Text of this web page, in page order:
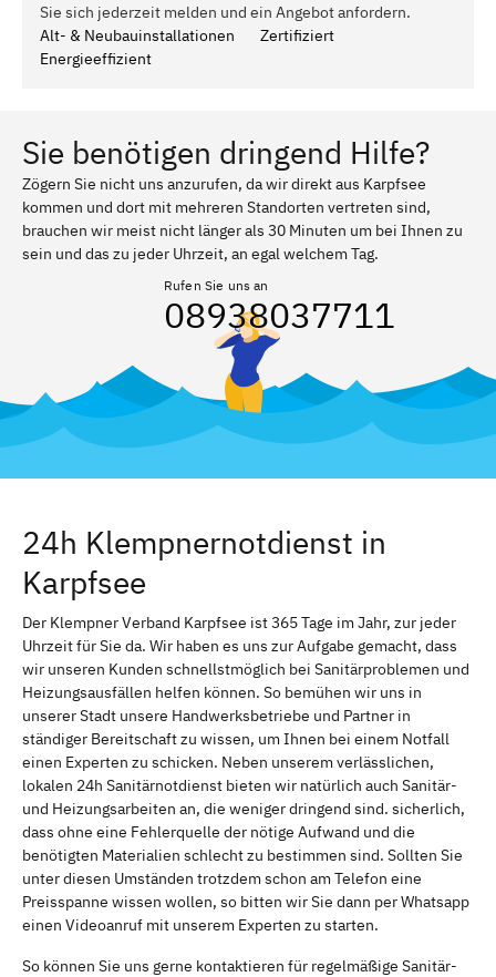
Sie sich jederzeit melden und ein Angebot anfordern.
Alt- & Neubauinstallationen
Zertifiziert
Energieeffizient
Sie benötigen dringend Hilfe?
Zögern Sie nicht uns anzurufen, da wir direkt aus Karpfsee
kommen und dort mit mehreren Standorten vertreten sind,
brauchen wir meist nicht länger als 30 Minuten um bei Ihnen zu
sein und das zu jeder Uhrzeit, an egal welchem Tag.
Rufen Sie uns an
08938037711
24h Klempnernotdienst in
Karpfsee
Der Klempner Verband Karpfsee ist 365 Tage im Jahr, zur jeder
Uhrzeit für Sie da. Wir haben es uns zur Aufgabe gemacht, dass
wir unseren Kunden schnellstmöglich bei Sanitärproblemen und
Heizungsausfällen helfen können. So bemühen wir uns in
unserer Stadt unsere Handwerksbetriebe und Partner in
ständiger Bereitschaft zu wissen, um Ihnen bei einem Notfall
einen Experten zu schicken. Neben unserem verlässlichen,
lokalen 24h Sanitärnotdienst bieten wir natürlich auch Sanitär-
und Heizungsarbeiten an, die weniger dringend sind. sicherlich,
dass ohne eine Fehlerquelle der nötige Aufwand und die
benötigten Materialien schlecht zu bestimmen sind. Sollten Sie
unter diesen Umständen trotzdem schon am Telefon eine
Preisspanne wissen wollen, so bitten wir Sie dann per Whatsapp
einen Videoanruf mit unserem Experten zu starten.
So können Sie uns gerne kontaktieren für regelmäßige Sanitär-